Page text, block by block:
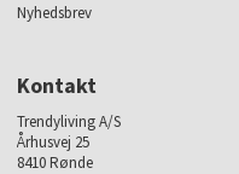
Nyhedsbrev
Kontakt
Trendyliving A/S
Århusvej 25
8410 Rønde